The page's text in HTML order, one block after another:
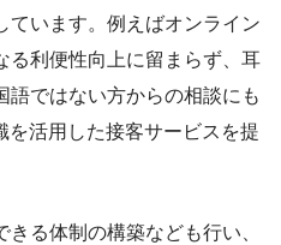
ています。例えばオンライン
る利便性向上に留まらず、耳
語ではない方からの相談にも
を活用した接客サービスを提
る体制の構築なども行い、